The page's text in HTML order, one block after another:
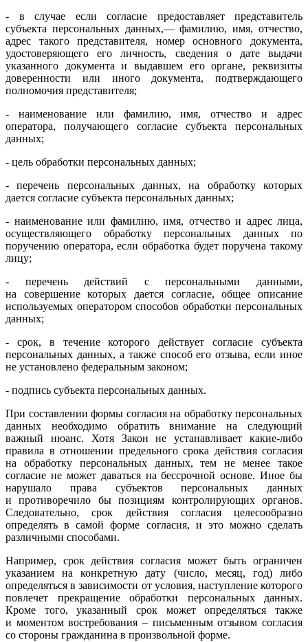
- в случае если согласие предоставляет представитель
субъекта персональных данных,— фамилию, имя, отчество,
адрес такого представителя, номер основного документа,
удостоверяющего его личность, сведения о дате выдачи
указанного документа и выдавшем его органе, реквизиты
доверенности или иного документа, подтверждающего
полномочия представителя;
- наименование или фамилию, имя, отчество и адрес
оператора, получающего согласие субъекта персональных
данных;
- цель обработки персональных данных;
- перечень персональных данных, на обработку которых
дается согласие субъекта персональных данных;
- наименование или фамилию, имя, отчество и адрес лица,
осуществляющего обработку персональных данных по
поручению оператора, если обработка будет поручена такому
лицу;
- перечень действий с персональными данными,
на совершение которых дается согласие, общее описание
используемых оператором способов обработки персональных
данных;
- срок, в течение которого действует согласие субъекта
персональных данных, а также способ его отзыва, если иное
не установлено федеральным законом;
- подпись субъекта персональных данных.
При составлении формы согласия на обработку персональных
данных необходимо обратить внимание на следующий
важный нюанс. Хотя Закон не устанавливает какие-либо
правила в отношении предельного срока действия согласия
на обработку персональных данных, тем не менее такое
согласие не может даваться на бессрочной основе. Иное бы
нарушало права субъектов персональных данных
и противоречило бы позициям контролирующих органов.
Следовательно, срок действия согласия целесообразно
определять в самой форме согласия, и это можно сделать
различными способами.
Например, срок действия согласия может быть ограничен
указанием на конкретную дату (число, месяц, год) либо
определяться в зависимости от условия, наступление которого
повлечет прекращение обработки персональных данных.
Кроме того, указанный срок может определяться также
и моментом востребования – письменным отзывом согласия
со стороны гражданина в произвольной форме.